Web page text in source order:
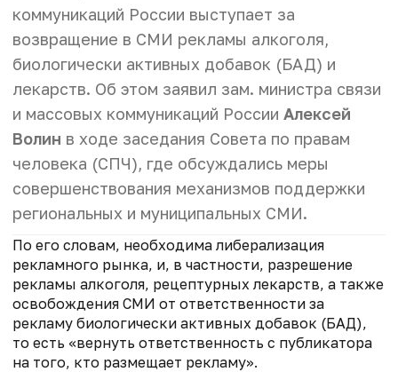
коммуникаций России выступает за
возвращение в СМИ рекламы алкоголя,
биологически активных добавок (БАД) и
лекарств. Об этом заявил зам. министра связи
и массовых коммуникаций России Алексей
Волин в ходе заседания Совета по правам
человека (СПЧ), где обсуждались меры
совершенствования механизмов поддержки
региональных и муниципальных СМИ.
По его словам, необходима либерализация
рекламного рынка, и, в частности, разрешение
рекламы алкоголя, рецептурных лекарств, а также
освобождения СМИ от ответственности за
рекламу биологически активных добавок (БАД),
то есть «вернуть ответственность с публикатора
на того, кто размещает рекламу».